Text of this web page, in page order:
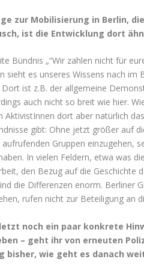
zur Mobilisierung in Berlin,
ist die Entwicklung dort
Bündnis „“Wir zahlen nicht für
sieht es unseres Wissens nach
ist z.B. der allgemeine
auch nicht so breit wie hier.
AktivistInnen dort aber natürlich
gibt: Ohne jetzt größer auf
aufrufenden Gruppen einzugehen,
In vielen Feldern, etwa was
den Bezug auf die
die Differenzen enorm. Berliner
rufen nicht zur Beteiligung an
noch ein paar konkrete
– geht ihr von erneuten
bisher, wie geht es danach